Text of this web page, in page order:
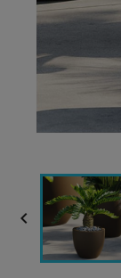
